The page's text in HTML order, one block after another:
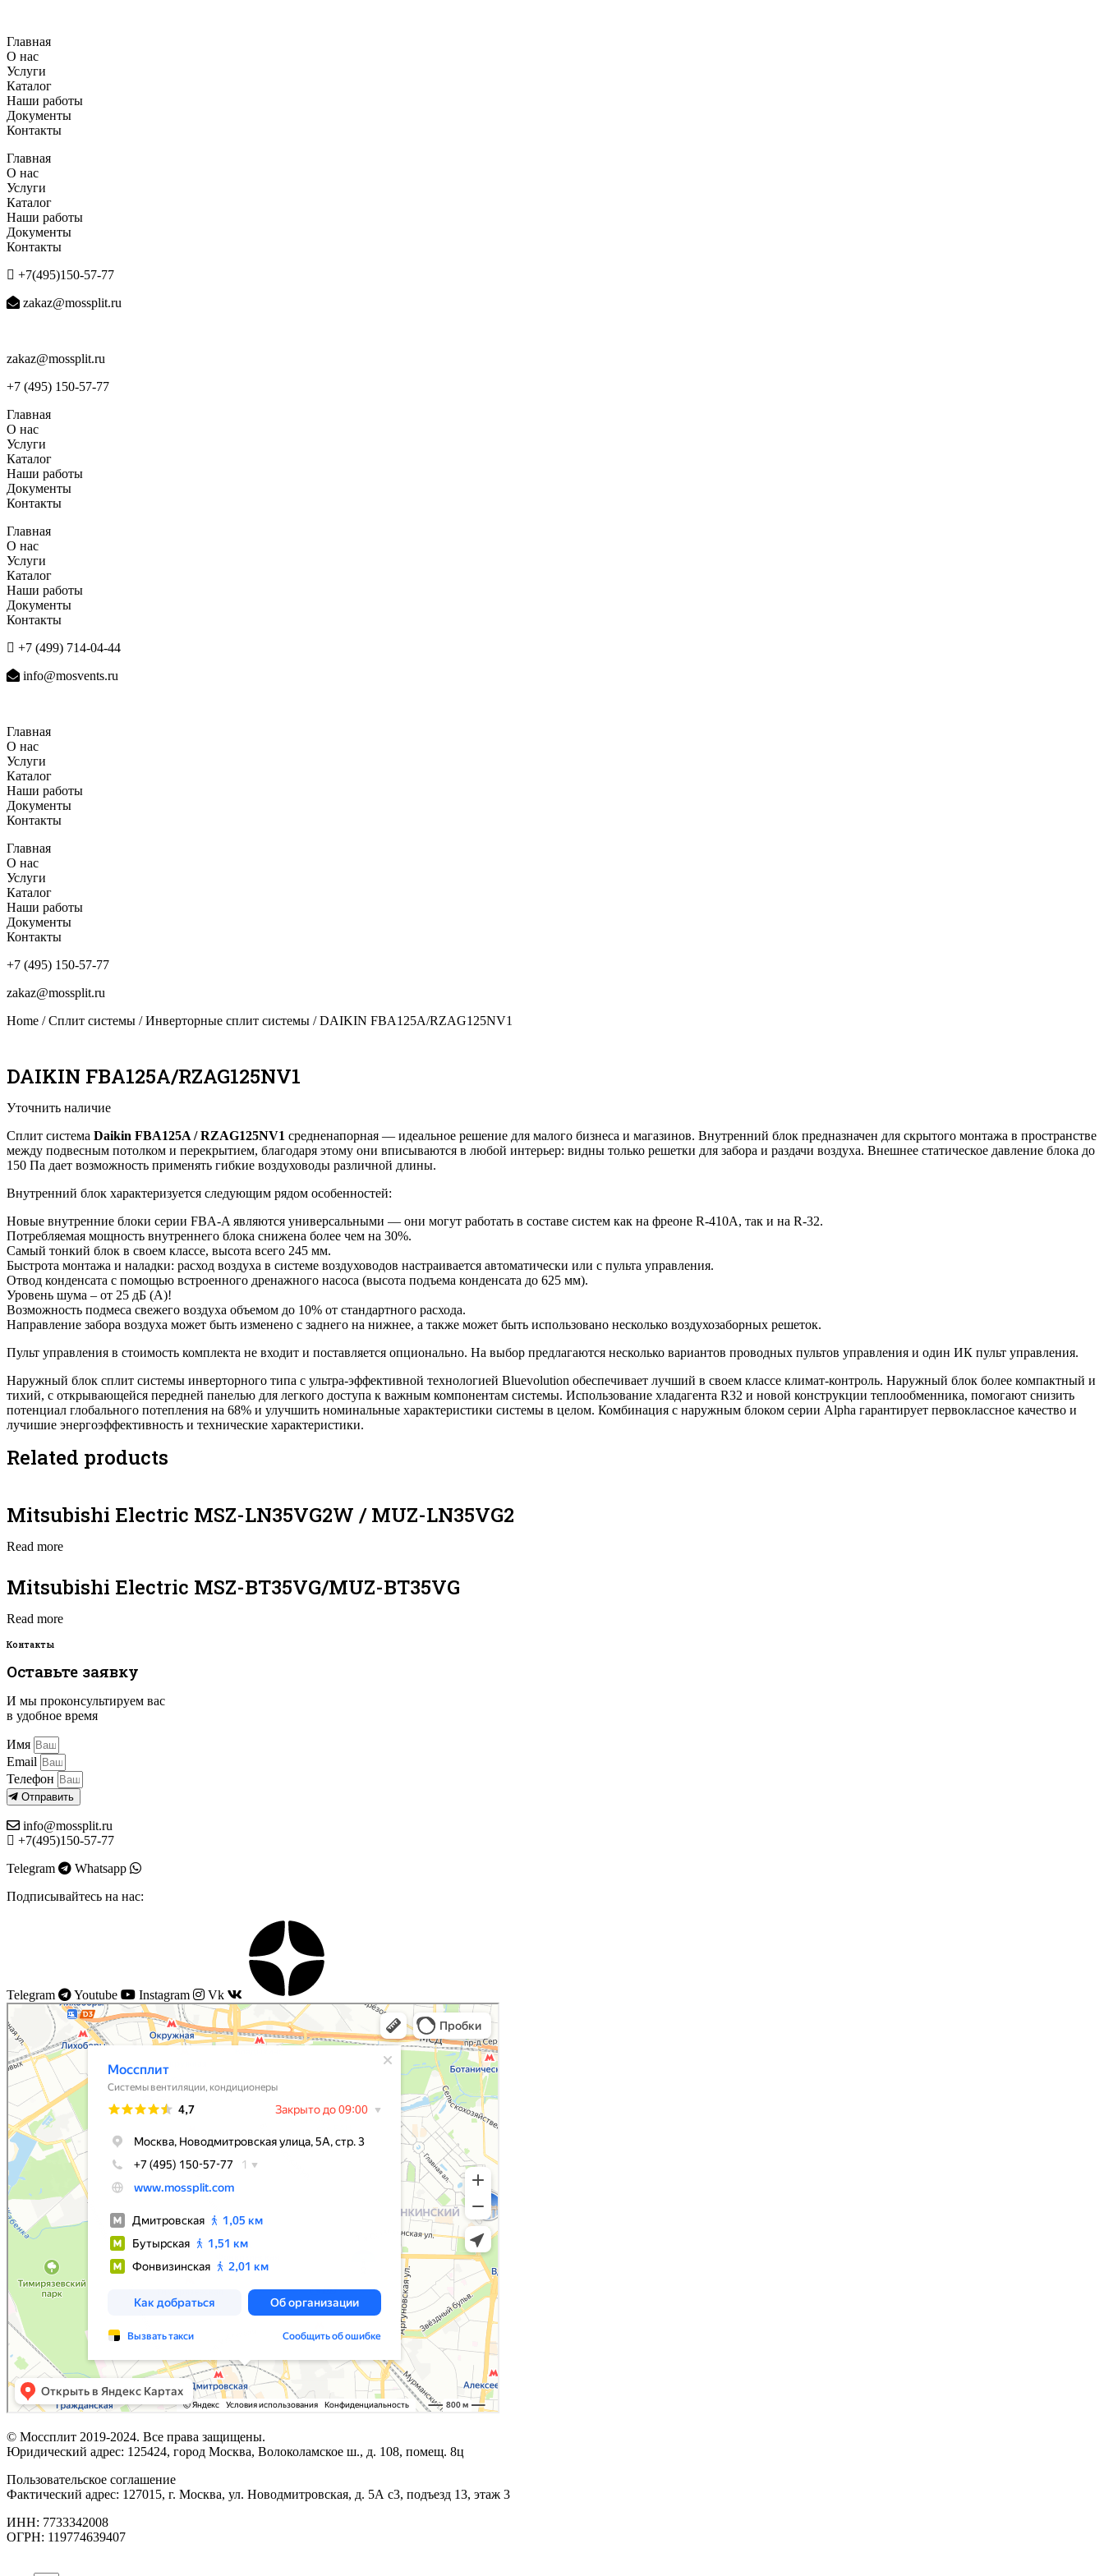
содержимому
Главная
О нас
Услуги
Каталог
Наши работы
Документы
Контакты
Главная
О нас
Услуги
Каталог
Наши работы
Документы
Контакты
+7(495)150-57-77
zakaz@mossplit.ru
zakaz@mossplit.ru
+7 (495) 150-57-77
Главная
О нас
Услуги
Каталог
Наши работы
Документы
Контакты
Главная
О нас
Услуги
Каталог
Наши работы
Документы
Контакты
+7 (499) 714-04-44
info@mosvents.ru
Главная
О нас
Услуги
Каталог
Наши работы
Документы
Контакты
Главная
О нас
Услуги
Каталог
Наши работы
Документы
Контакты
+7 (495) 150-57-77
zakaz@mossplit.ru
Home /Сплит системы /Инверторные сплит системы / DAIKIN FBA125A/RZAG125NV1
DAIKIN FBA125A/RZAG125NV1
Уточнить наличие
Сплит система Daikin FBA125A / RZAG125NV1 средненапорная — идеальное решение для малого бизнеса и магазинов. Внутренний блок предназначен для скрытого монтажа в пространстве
между подвесным потолком и перекрытием, благодаря этому они вписываются в любой интерьер: видны только решетки для забора и раздачи воздуха. Внешнее статическое давление блока до
150 Па дает возможность применять гибкие воздуховоды различной длины.
Внутренний блок характеризуется следующим рядом особенностей:
Новые внутренние блоки серии FBA-A являются универсальными — они могут работать в составе систем как на фреоне R-410А, так и на R-32.
Потребляемая мощность внутреннего блока снижена более чем на 30%.
Самый тонкий блок в своем классе, высота всего 245 мм.
Быстрота монтажа и наладки: расход воздуха в системе воздуховодов настраивается автоматически или с пульта управления.
Отвод конденсата с помощью встроенного дренажного насоса (высота подъема конденсата до 625 мм).
Уровень шума – от 25 дБ (А)!
Возможность подмеса свежего воздуха объемом до 10% от стандартного расхода.
Направление забора воздуха может быть изменено с заднего на нижнее, а также может быть использовано несколько воздухозаборных решеток.
Пульт управления в стоимость комплекта не входит и поставляется опционально. На выбор предлагаются несколько вариантов проводных пультов управления и один ИК пульт управления.
Наружный блок сплит системы инверторного типа с ультра-эффективной технологией Bluevolution обеспечивает лучший в своем классе климат-контроль. Наружный блок более компактный и
тихий, с открывающейся передней панелью для легкого доступа к важным компонентам системы. Использование хладагента R32 и новой конструкции теплообменника, помогают снизить
потенциал глобального потепления на 68% и улучшить номинальные характеристики системы в целом. Комбинация с наружным блоком серии Alpha гарантирует первоклассное качество и
лучишие энергоэффективность и технические характеристики.
Related products
Mitsubishi Electric MSZ-LN35VG2W / MUZ-LN35VG2
Read more
Mitsubishi Electric MSZ-BT35VG/MUZ-BT35VG
Read more
Контакты
Оставьте заявку
И мы проконсультируем вас
в удобное время
Имя
Email
Телефон
Отправить
info@mossplit.ru
+7(495)150-57-77
Telegram
Whatsapp
Подписывайтесь на нас:
Telegram Youtube Instagram Vk
Моссплит
Системы вентиляции в Москве
Установка кондиционеров в Москве
© Моссплит 2019-2024. Все права защищены.
Юридический адрес: 125424, город Москва, Волоколамское ш., д. 108, помещ. 8ц
Пользовательское соглашение
Фактический адрес: 127015, г. Москва, ул. Новодмитровская, д. 5А с3, подъезд 13, этаж 3
ИНН: 7733342008
ОГРН: 119774639407